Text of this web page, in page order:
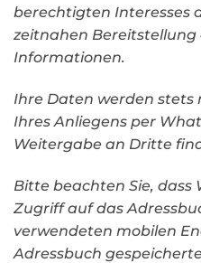
berechtigten Interesses
zeitnahen
Informationen.
Ihre Daten werden
Ihres Anliegens per
Weitergabe an Dritte
Bitte beachten Sie, dass
Zugriff auf das
verwendeten mobilen
Adressbuch